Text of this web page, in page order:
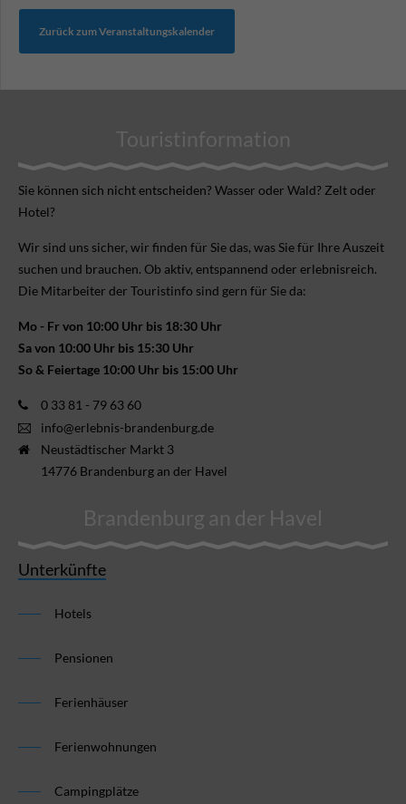
Zurück zum Veranstaltungskalender
Touristinformation
Sie können sich nicht ent­scheiden? Wasser oder Wald? Zelt oder
Hotel?
Wir sind uns sicher, wir finden für Sie das, was Sie für Ihre Aus­zeit
suchen und brauchen. Ob aktiv, ent­spannend oder erlebnis­reich.
Die Mitarbeiter der Touristinfo sind gern für Sie da:
Mo - Fr von 10:00 Uhr bis 18:30 Uhr
Sa von 10:00 Uhr bis 15:30 Uhr
So & Feiertage 10:00 Uhr bis 15:00 Uhr
0 33 81 - 79 63 60
info@erlebnis-brandenburg.de
Neustädtischer Markt 3
14776 Brandenburg an der Havel
Brandenburg an der Havel
Unterkünfte
Hotels
Pensionen
Ferienhäuser
Ferienwohnungen
Campingplätze